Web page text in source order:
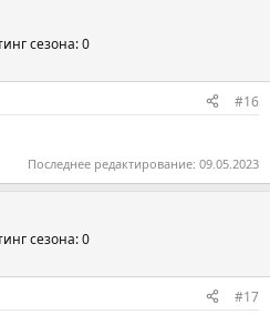
сезона: 0
#16
Последнее редактирование: 09.05.2023
сезона: 0
#17